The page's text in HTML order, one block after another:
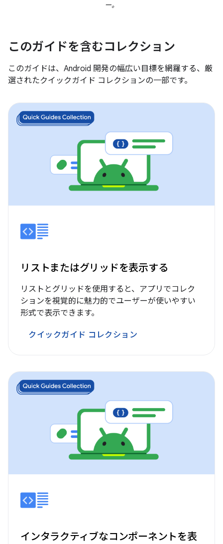
ー。
このガイドを含むコレクション
このガイドは、Android 開発の幅広い目標を網羅する、厳
選されたクイックガイド コレクションの一部です。
リストまたはグリッドを表示する
リストとグリッドを使用すると、アプリでコレク
ションを視覚的に魅力的でユーザーが使いやすい
形式で表示できます。
クイックガイド コレクション
インタラクティブなコンポーネントを表